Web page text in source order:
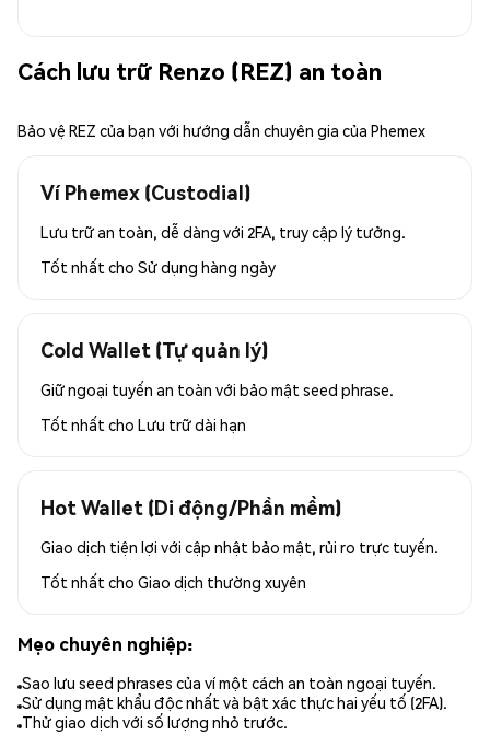
Cách lưu trữ Renzo (REZ) an toàn
Bảo vệ REZ của bạn với hướng dẫn chuyên gia của Phemex
Ví Phemex (Custodial)
Lưu trữ an toàn, dễ dàng với 2FA, truy cập lý tưởng.
Tốt nhất cho Sử dụng hàng ngày
Cold Wallet (Tự quản lý)
Giữ ngoại tuyến an toàn với bảo mật seed phrase.
Tốt nhất cho Lưu trữ dài hạn
Hot Wallet (Di động/Phần mềm)
Giao dịch tiện lợi với cập nhật bảo mật, rủi ro trực tuyến.
Tốt nhất cho Giao dịch thường xuyên
Mẹo chuyên nghiệp:
Sao lưu seed phrases của ví một cách an toàn ngoại tuyến.
Sử dụng mật khẩu độc nhất và bật xác thực hai yếu tố (2FA).
Thử giao dịch với số lượng nhỏ trước.